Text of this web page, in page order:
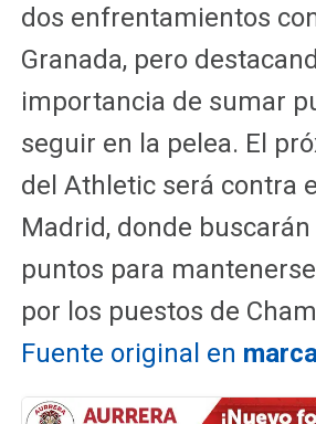
dos enfrentamientos
Granada, pero
importancia de sumar
seguir en la pelea. El
del Athletic será contra
Madrid, donde
puntos para
por los puestos de
Fuente original en